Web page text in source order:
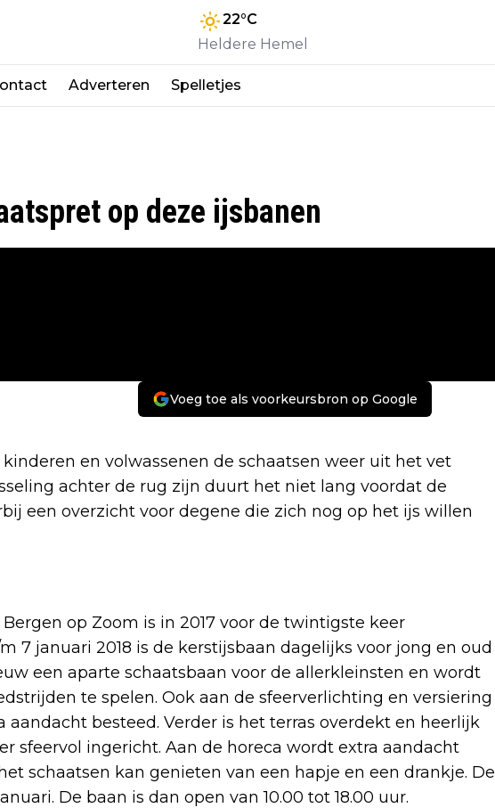
22°C
Heldere Hemel
Adverteren Spelletjes
op deze ijsbanen
Voeg toe als voorkeursbron op Google
en volwassenen de schaatsen weer uit het vet
achter de rug zijn duurt het niet lang voordat de
een overzicht voor degene die zich nog op het ijs willen
op Zoom is in 2017 voor de twintigste keer
7 januari 2018 is de kerstijsbaan dagelijks voor jong en oud
een aparte schaatsbaan voor de allerkleinsten en wordt
te spelen. Ook aan de sfeerverlichting en versiering
aandacht besteed. Verder is het terras overdekt en heerlijk
sfeervol ingericht. Aan de horeca wordt extra aandacht
schaatsen kan genieten van een hapje en een drankje. De
De baan is dan open van 10.00 tot 18.00 uur.